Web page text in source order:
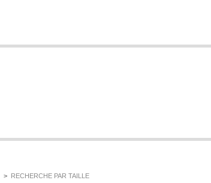
> RECHERCHE PAR TAILLE